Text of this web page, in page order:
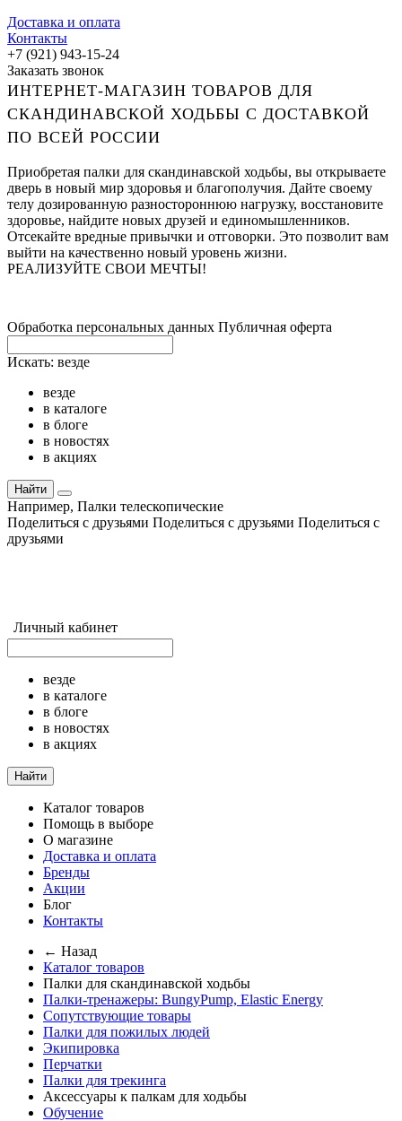
Доставка и оплата
Контакты
+7 (921) 943-15-24
Заказать звонок
ИНТЕРНЕТ-МАГАЗИН ТОВАРОВ ДЛЯ
СКАНДИНАВСКОЙ ХОДЬБЫ С ДОСТАВКОЙ
ПО ВСЕЙ РОССИИ
Приобретая палки для скандинавской ходьбы, вы открываете
дверь в новый мир здоровья и благополучия. Дайте своему
телу дозированную разностороннюю нагрузку, восстановите
здоровье, найдите новых друзей и единомышленников.
Отсекайте вредные привычки и отговорки. Это позволит вам
выйти на качественно новый уровень жизни.
РЕАЛИЗУЙТЕ СВОИ МЕЧТЫ!
Обработка персональных данных Публичная оферта
Искать: везде
везде
в каталоге
в блоге
в новостях
в акциях
Найти
Например, Палки телескопические
Поделиться с друзьями Поделиться с друзьями Поделиться с
друзьями
Личный кабинет
везде
в каталоге
в блоге
в новостях
в акциях
Найти
Каталог товаров
Помощь в выборе
О магазине
Доставка и оплата
Бренды
Акции
Блог
Контакты
← Назад
Каталог товаров
Палки для скандинавской ходьбы
Палки-тренажеры: BungyPump, Elastic Energy
Сопутствующие товары
Палки для пожилых людей
Экипировка
Перчатки
Палки для трекинга
Аксессуары к палкам для ходьбы
Обучение